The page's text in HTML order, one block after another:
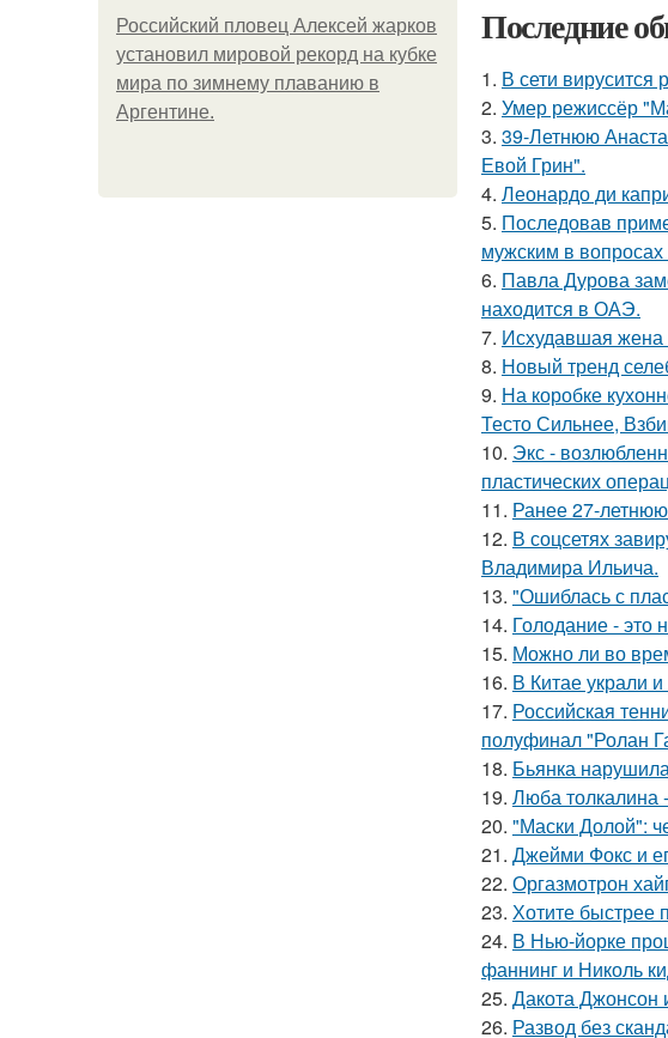
Российский пловец Алексей жарков
установил мировой рекорд на кубке
мира по зимнему плаванию в
Аргентине.
Последние
1. В сети вирусится
2. Умер режиссёр
3. 39-Летнюю
Евой Грин".
4. Леонардо ди
5. Последовав
мужским в
6. Павла Дурова
находится в ОАЭ.
7. Исхудавшая жена
8. Новый тренд
9. На коробке
Тесто Сильнее,
10. Экс -
пластических
11. Ранее 27-
12. В соцсетях
Владимира Ильича.
13. "Ошиблась с
14. Голодание - это
15. Можно ли во
16. В Китае украли
17. Российская
полуфинал "Ролан
18. Бьянка
19. Люба толкалина
20. "Маски Долой":
21. Джейми Фокс и
22. Оргазмотрон
23. Хотите быстрее
24. В Нью-йорке
фаннинг и Николь
25. Дакота Джонсон
26. Развод без